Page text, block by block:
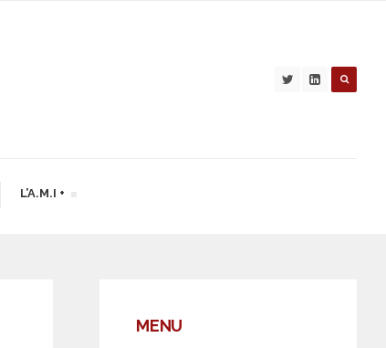
L’A.M.I +
MENU